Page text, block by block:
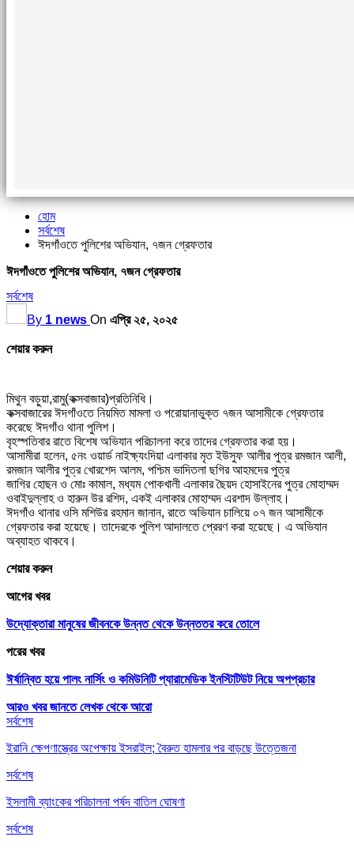
হোম
সর্বশেষ
ঈদগাঁওতে পুলিশের অভিযান, ৭জন গ্রেফতার
ঈদগাঁওতে পুলিশের অভিযান, ৭জন গ্রেফতার
সর্বশেষ
By 1 news On এপ্রি ২৫, ২০২৫
শেয়ার করুন
মিথুন বড়ুয়া,রামু(কক্সবাজার)প্রতিনিধি।
কক্সবাজারের ঈদগাঁওতে নিয়মিত মামলা ও পরোয়ানাভুক্ত ৭জন আসামীকে গ্রেফতার
করেছে ঈদগাঁও থানা পুলিশ।
বৃহস্পতিবার রাতে বিশেষ অভিযান পরিচালনা করে তাদের গ্রেফতার করা হয়।
আসামীরা হলেন, ৫নং ওয়ার্ড নাইক্ষ্যংদিয়া এলাকার মৃত ইউসুফ আলীর পুত্র রমজান আলী,
রমজান আলীর পুত্র খোরশেদ আলম, পশ্চিম ভাদিতলা ছগির আহমদের পুত্র
জাগির হোছন ও মোঃ কামাল, মধ্যম পোকখালী এলাকার ছৈয়দ হোসাইনের পুত্র মোহাম্মদ
ওবাইদুল্লাহ ও হারুন উর রশিদ, একই এলাকার মোহাম্মদ এরশাদ উল্লাহ।
ঈদগাঁও থানার ওসি মশিউর রহমান জানান, রাতে অভিযান চালিয়ে ০৭ জন আসামীকে
গ্রেফতার করা হয়েছে। তাদেরকে পুলিশ আদালতে প্রেরণ করা হয়েছে। এ অভিযান
অব্যাহত থাকবে।
শেয়ার করুন
আগের খবর
উদ্যোক্তারা মানুষের জীবনকে উন্নত থেকে উন্নততর করে তোলে
পরের খবর
ঈর্ষান্বিত হয়ে পালং নার্সিং ও কমিউনিটি প্যারামেডিক ইনস্টিটিউট নিয়ে অপপ্রচার
আরও খবর জানতে লেখক থেকে আরো
সর্বশেষ
ইরানি ক্ষেপণাস্ত্রের অপেক্ষায় ইসরাইল; বৈরুত হামলার পর বাড়ছে উত্তেজনা
সর্বশেষ
ইসলামী ব্যাংকের পরিচালনা পর্ষদ বাতিল ঘোষণা
সর্বশেষ